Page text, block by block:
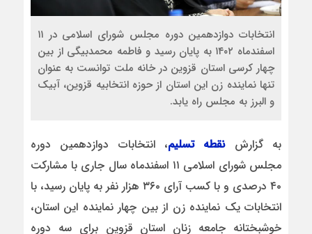
انتخابات دوازدهمین دوره مجلس شورای اسلامی در ۱۱
اسفندماه ۱۴۰۲ به پایان رسید و فاطمه محمدبیگی از بین
چهار کرسی استان قزوین در خانه ملت توانست به عنوان
تنها نماینده زن این استان از حوزه انتخابیه قزوین، آبیک
و البرز به مجلس راه یابد.
به گزارشنقطه تسلیم، انتخابات دوازدهمین دوره
مجلس شورای اسلامی ۱۱ اسفندماه سال جاری با مشارکت
۴۰ درصدی و با کسب آرای ۳۶۰ هزار نفر به پایان رسید، با
انتخابات یک نماینده زن از بین چهار نماینده این استان،
خوشبختانه جامعه زنان استان قزوین برای سه دوره